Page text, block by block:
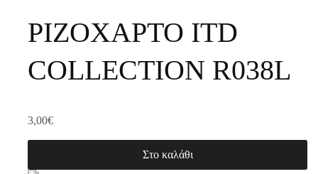
ΡΙΖΟΧΑΡΤΟ ITD
COLLECTION R038L
3,00€
Στο καλάθι